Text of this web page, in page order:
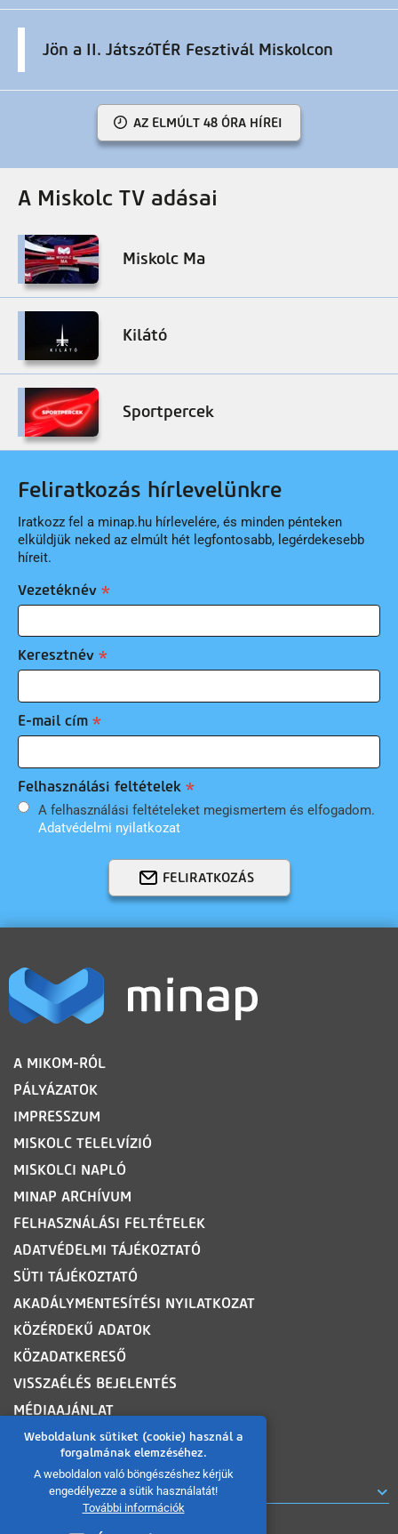
Weboldalunk sütiket (cookie) használ a
forgalmának elemzéséhez.
A weboldalon való böngészéshez kérjük
engedélyezze a sütik használatát!
További információk
Jön a II. JátszóTÉR Fesztivál Miskolcon
AZ ELMÚLT 48 ÓRA HÍREI
A Miskolc TV adásai
Miskolc Ma
Kilátó
Sportpercek
Feliratkozás hírlevelünkre
Iratkozz fel a minap.hu hírlevelére, és minden pénteken
elküldjük neked az elmúlt hét legfontosabb, legérdekesebb
híreit.
Vezetéknév
Keresztnév
E-mail cím
Felhasználási feltételek
A felhasználási feltételeket megismertem és elfogadom.
Adatvédelmi nyilatkozat
FELIRATKOZÁS
LÁBLÉC
A MIKOM-RÓL
PÁLYÁZATOK
IMPRESSZUM
MISKOLC TELELVÍZIÓ
MISKOLCI NAPLÓ
MINAP ARCHÍVUM
FELHASZNÁLÁSI FELTÉTELEK
ADATVÉDELMI TÁJÉKOZTATÓ
SÜTI TÁJÉKOZTATÓ
AKADÁLYMENTESÍTÉSI NYILATKOZAT
KÖZÉRDEKŰ ADATOK
KÖZADATKERESŐ
VISSZAÉLÉS BEJELENTÉS
MÉDIAAJÁNLAT
OLDALTÉRKÉP
ROVATOK